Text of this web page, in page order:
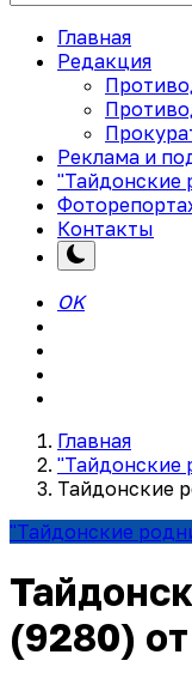
Главная
Редакция
Реклама и
"Тайдонские
Контакты
OK
Главная
"Тайдонские
Тайдонские
"Тайдонские
(9280)